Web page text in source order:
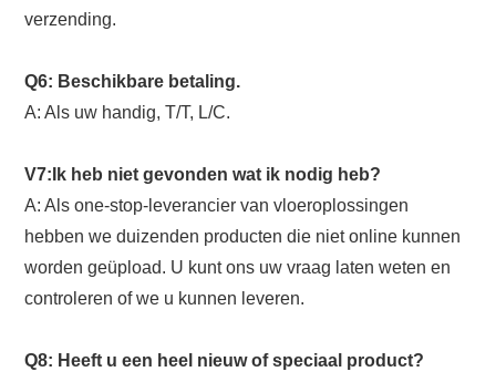
verzending.
Q6: Beschikbare betaling.
A: Als uw handig, T/T, L/C.
V7:Ik heb niet gevonden wat ik nodig heb?
A: Als one-stop-leverancier van vloeroplossingen
hebben we duizenden producten die niet online kunnen
worden geüpload. U kunt ons uw vraag laten weten en
controleren of we u kunnen leveren.
Q8: Heeft u een heel nieuw of speciaal product?